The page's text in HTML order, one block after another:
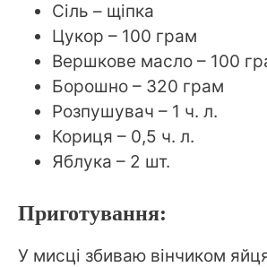
Сіль – щіпка
Цукор – 100 грам
Вершкове масло – 100
Борошно – 320 грам
Розпушувач – 1 ч. л.
Кориця – 0,5 ч. л.
Яблука – 2 шт.
Приготування:
У мисці збиваю вінчиком